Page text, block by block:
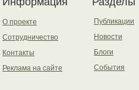
О проекте
Сотрудничество
Контакты
Реклама на сайте
Публикации
Новости
Блоги
События